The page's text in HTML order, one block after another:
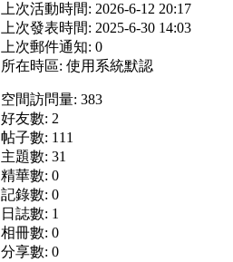
上次活動時間: 2026-6-12 20:17
上次發表時間: 2025-6-30 14:03
上次郵件通知: 0
所在時區: 使用系統默認
空間訪問量: 383
好友數: 2
帖子數: 111
主題數: 31
精華數: 0
記錄數: 0
日誌數: 1
相冊數: 0
分享數: 0